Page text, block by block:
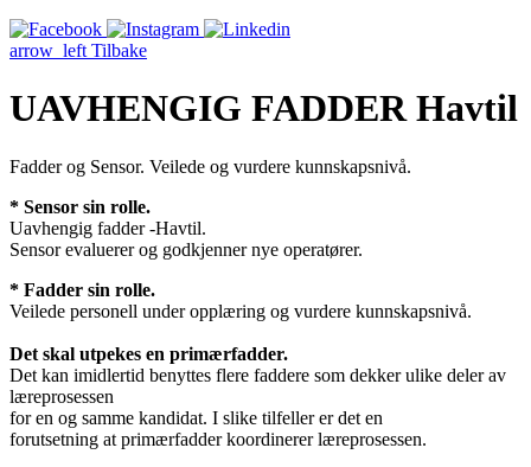
arrow_left Tilbake
UAVHENGIG FADDER Havtil
Fadder og Sensor. Veilede og vurdere kunnskapsnivå.
* Sensor sin rolle.
Uavhengig fadder -Havtil.
Sensor evaluerer og godkjenner nye operatører.
* Fadder sin rolle.
Veilede personell under opplæring og vurdere kunnskapsnivå.
Det skal utpekes en primærfadder.
Det kan imidlertid benyttes flere faddere som dekker ulike deler av
læreprosessen
for en og samme kandidat. I slike tilfeller er det en
forutsetning at primærfadder koordinerer læreprosessen.